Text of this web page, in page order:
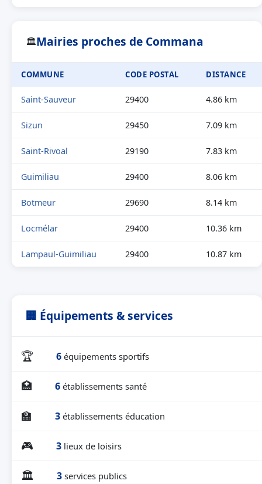
🏛Mairies proches de Commana
COMMUNE CODE POSTAL DISTANCE
Saint-Sauveur 29400 4.86 km
Sizun 29450 7.09 km
Saint-Rivoal 29190 7.83 km
Guimiliau 29400 8.06 km
Botmeur 29690 8.14 km
Locmélar 29400 10.36 km
Lampaul-Guimiliau 29400 10.87 km
🏢 Équipements & services
🏆 6 équipements sportifs
🏥 6 établissements santé
🏫 3 établissements éducation
🎮 3 lieux de loisirs
🏛 3 services publics